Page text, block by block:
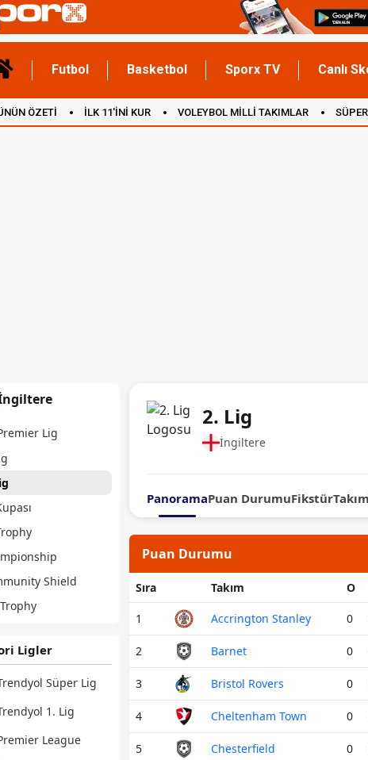
Futbol Basketbol Sporx TV Canlı
ÖZETİ İLK 11'İNİ KUR VOLEYBOL MİLLİ TAKIMLAR
Lig
Shield
Trophy
Ligler
Süper Lig
1. Lig
League
2. Lig
İngiltere
PanoramaPuan DurumuFikstür
Puan Durumu
Sıra Takım O
1 Accrington Stanley 0
2 Barnet 0
3 Bristol Rovers 0
4 Cheltenham Town 0
5 Chesterfield 0